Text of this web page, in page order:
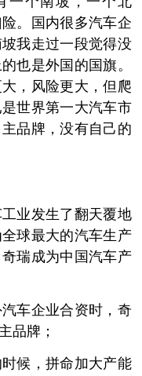
。国内很多汽车企
我走过一段觉得没
也是外国的国旗。
，风险更大，但爬
世界第一大汽车市
品牌，没有自己的
业发生了翻天覆地
球最大的汽车生产
瑞成为中国汽车产
车企业合资时，奇
品牌；
候，拼命加大产能